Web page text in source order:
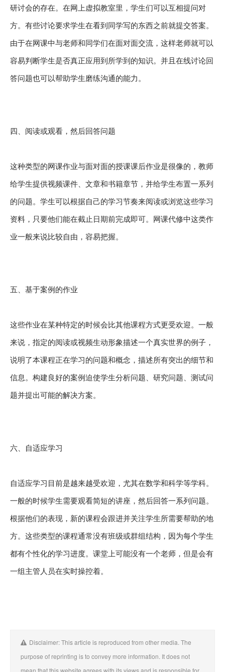
研讨会的存在。在网上虚拟教室里，学生们可以互相提问对
方。有些讨论要求学生在看到同学写的东西之前就提交答案。
由于在网课中与老师和同学们在面对面交流，这样老师就可以
容易判断学生是否真正应用到所学到的知识。并且在线讨论回
答问题也可以帮助学生磨练沟通的能力。
四、阅读或观看，然后回答问题
这种类型的网课作业与面对面的授课课后作业是很像的，教师
给学生提供视频课件、文章和书籍章节，并给学生布置一系列
的问题。学生可以根据自己的学习节奏来阅读或浏览这些学习
资料，只要他们能在截止日期前完成即可。网课代修中这类作
业一般来说比较自由，容易把握。
五、基于案例的作业
这些作业在某种特定的时候会比其他课程方式更受欢迎。一般
来说，指定的阅读或视频生动形象描述一个真实世界的例子，
说明了本课程正在学习的问题和概念，描述所有突出的细节和
信息。构建良好的案例迫使学生分析问题、研究问题、测试问
题并提出可能的解决方案。
六、自适应学习
自适应学习目前是越来越受欢迎，尤其在数学和科学等学科。
一般的时候学生需要观看简短的讲座，然后回答一系列问题。
根据他们的表现，新的课程会跟进并关注学生所需要帮助的地
方。这些类型的课程通常没有班级或群组结构，因为每个学生
都有个性化的学习进度。课堂上可能没有一个老师，但是会有
一组主管人员在实时操控着。
Disclaimer: This article is reproduced from other media. The
purpose of reprinting is to convey more information. It does not
mean that this website agrees with its views and is responsible for